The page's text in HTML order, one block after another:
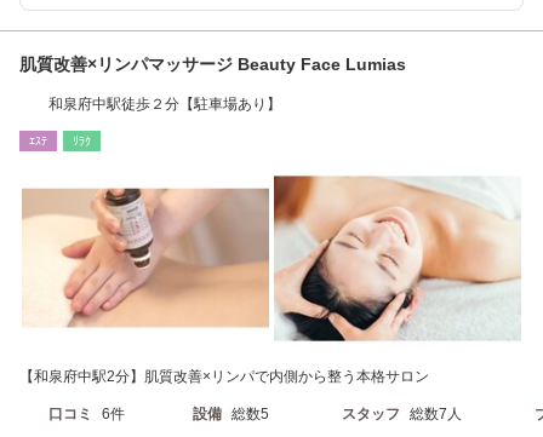
肌質改善×リンパマッサージ Beauty Face Lumias
和泉府中駅徒歩２分【駐車場あり】
ｴｽﾃ ﾘﾗｸ
【和泉府中駅2分】肌質改善×リンパで内側から整う本格サロン
口コミ 6件 設備 総数5 スタッフ 総数7人